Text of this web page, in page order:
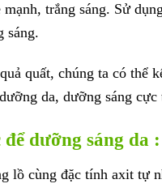
trắng sáng. Sử
sáng.
quất, chúng ta có thể
da, dưỡng sáng cực
dưỡng sáng da :
lồ cùng đặc tính axit tự